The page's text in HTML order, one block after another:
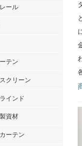
ール
テン
クリーン
インド
資材
ーテン